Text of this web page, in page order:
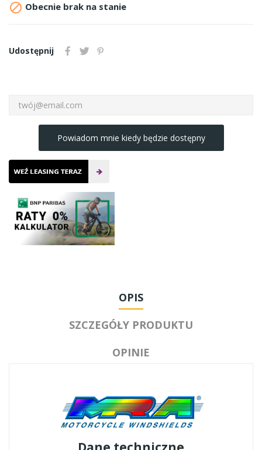
 Obecnie brak na stanie
Udostępnij
Powiadom mnie kiedy będzie dostępny
OPIS
SZCZEGÓŁY PRODUKTU
OPINIE